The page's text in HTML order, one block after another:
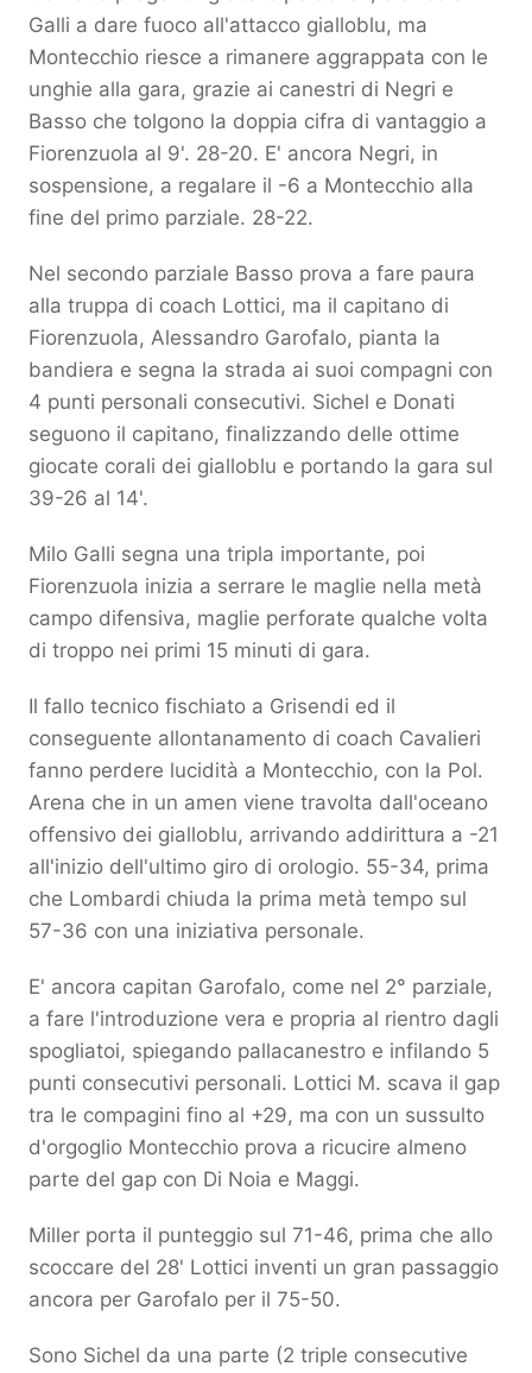
Galli a dare fuoco all'attacco gialloblu, ma
Montecchio riesce a rimanere aggrappata con le
unghie alla gara, grazie ai canestri di Negri e
Basso che tolgono la doppia cifra di vantaggio a
Fiorenzuola al 9'. 28-20. E' ancora Negri, in
sospensione, a regalare il -6 a Montecchio alla
fine del primo parziale. 28-22.
Nel secondo parziale Basso prova a fare paura
alla truppa di coach Lottici, ma il capitano di
Fiorenzuola, Alessandro Garofalo, pianta la
bandiera e segna la strada ai suoi compagni con
4 punti personali consecutivi. Sichel e Donati
seguono il capitano, finalizzando delle ottime
giocate corali dei gialloblu e portando la gara sul
39-26 al 14'.
Milo Galli segna una tripla importante, poi
Fiorenzuola inizia a serrare le maglie nella metà
campo difensiva, maglie perforate qualche volta
di troppo nei primi 15 minuti di gara.
Il fallo tecnico fischiato a Grisendi ed il
conseguente allontanamento di coach Cavalieri
fanno perdere lucidità a Montecchio, con la Pol.
Arena che in un amen viene travolta dall'oceano
offensivo dei gialloblu, arrivando addirittura a -21
all'inizio dell'ultimo giro di orologio. 55-34, prima
che Lombardi chiuda la prima metà tempo sul
57-36 con una iniziativa personale.
E' ancora capitan Garofalo, come nel 2° parziale,
a fare l'introduzione vera e propria al rientro dagli
spogliatoi, spiegando pallacanestro e infilando 5
punti consecutivi personali. Lottici M. scava il gap
tra le compagini fino al +29, ma con un sussulto
d'orgoglio Montecchio prova a ricucire almeno
parte del gap con Di Noia e Maggi.
Miller porta il punteggio sul 71-46, prima che allo
scoccare del 28' Lottici inventi un gran passaggio
ancora per Garofalo per il 75-50.
Sono Sichel da una parte (2 triple consecutive